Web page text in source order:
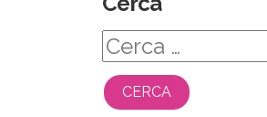
Ricerca
per: